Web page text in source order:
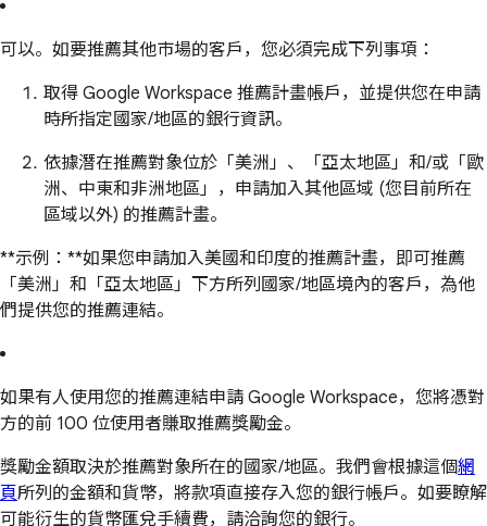
可以。如要推薦其他市場的客戶，您必須完成下列事項：
取得 Google Workspace 推薦計畫帳戶，並提供您在申請
時所指定國家/地區的銀行資訊。
依據潛在推薦對象位於「美洲」、「亞太地區」和/或「歐
洲、中東和非洲地區」，申請加入其他區域 (您目前所在
區域以外) 的推薦計畫。
**示例：**如果您申請加入美國和印度的推薦計畫，即可推薦
「美洲」和「亞太地區」下方所列國家/地區境內的客戶，為他
們提供您的推薦連結。
如果有人使用您的推薦連結申請 Google Workspace，您將憑對
方的前 100 位使用者賺取推薦獎勵金。
獎勵金額取決於推薦對象所在的國家/地區。我們會根據這個網
頁所列的金額和貨幣，將款項直接存入您的銀行帳戶。如要瞭解
可能衍生的貨幣匯兌手續費，請洽詢您的銀行。